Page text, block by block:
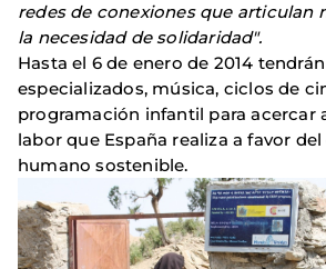
redes de conexiones que articulan
la necesidad de solidaridad".
Hasta el 6 de enero de 2014
especializados, música, ciclos de
programación infantil para acercar
labor que España realiza a favor
humano sostenible.